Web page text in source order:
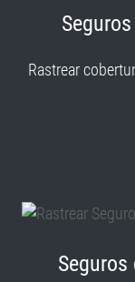
Rastrear